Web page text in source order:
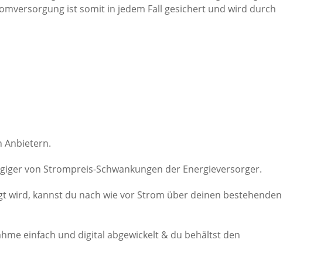
ist somit in jedem Fall gesichert und wird durch
Anbietern.
von Strompreis-Schwankungen der Energieversorger.
wird, kannst du nach wie vor Strom über deinen bestehenden
einfach und digital abgewickelt & du behältst den